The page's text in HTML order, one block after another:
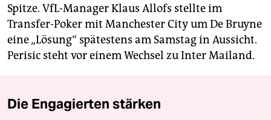
Spitze. VfL-Manager Klaus Allofs stellte im
Transfer-Poker mit Manchester City um De Bruyne
eine „Lösung“ spätestens am Samstag in Aussicht.
Perisic steht vor einem Wechsel zu Inter Mailand.
Die Engagierten stärken